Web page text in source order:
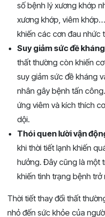
số bệnh lý xương khớp
xương khớp, viêm
khiến các cơn đau nhức
Suy giảm sức đề
thất thường còn khiến
suy giảm sức đề kháng
nhân gây bệnh tấn
ứng viêm và kích thích
dội.
Thói quen lười vận
khi thời tiết lạnh khiến
hưởng. Đây cũng là một
khiến tình trạng bệnh trở
Thời tiết thay đổi thất
nhỏ đến sức khỏe của